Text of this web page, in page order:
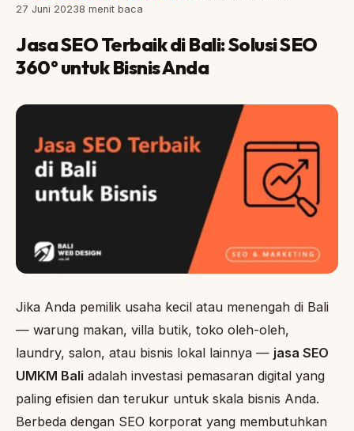
27 Juni 20238 menit baca
Jasa SEO Terbaik di Bali: Solusi SEO
360° untuk Bisnis Anda
Jika Anda pemilik usaha kecil atau menengah di Bali
— warung makan, villa butik, toko oleh-oleh,
laundry, salon, atau bisnis lokal lainnya — jasa SEO
UMKM Bali adalah investasi pemasaran digital yang
paling efisien dan terukur untuk skala bisnis Anda.
Berbeda dengan SEO korporat yang membutuhkan